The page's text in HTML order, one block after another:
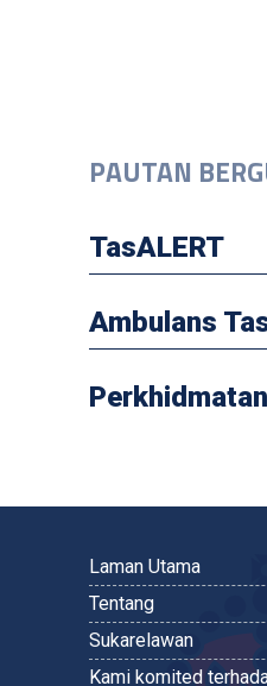
PAUTAN
TasALERT
Ambulans
Laman Utama
Tentang
Sukarelawan
Kami komited